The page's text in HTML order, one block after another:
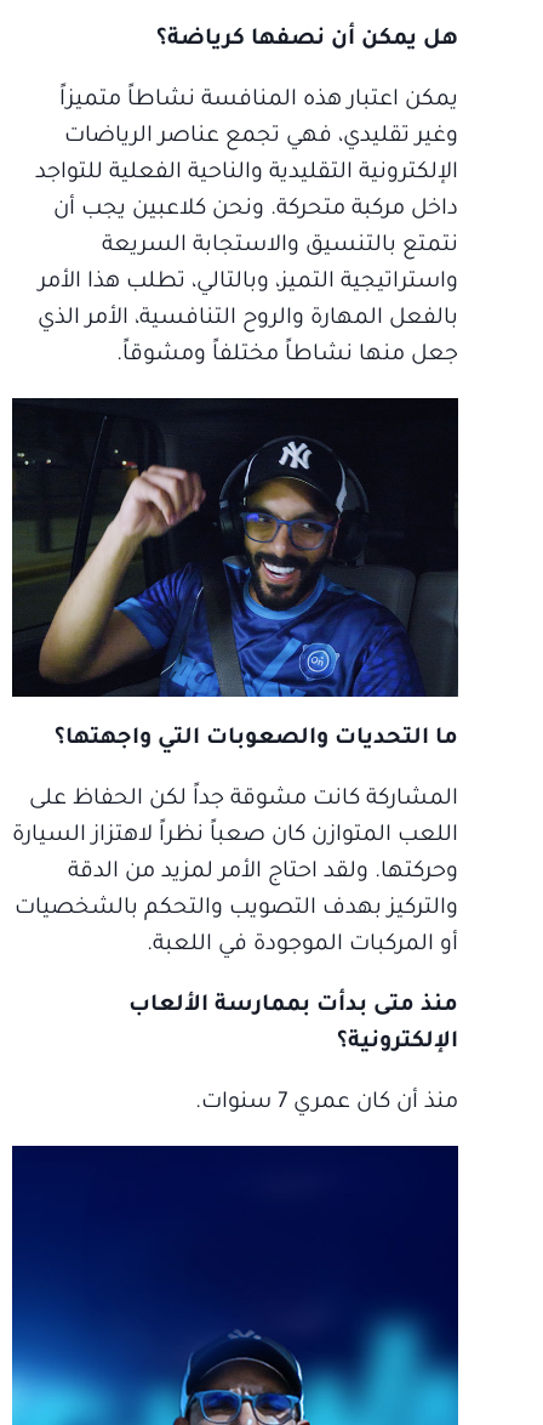
هل يمكن أن نصفها كرياضة؟
يمكن اعتبار هذه المنافسة نشاطاً متميزاً
وغير تقليدي، فهي تجمع عناصر الرياضات
الإلكترونية التقليدية والناحية الفعلية للتواجد
داخل مركبة متحركة. ونحن كلاعبين يجب أن
نتمتع بالتنسيق والاستجابة السريعة
واستراتيجية التميز، وبالتالي، تطلب هذا الأمر
بالفعل المهارة والروح التنافسية، الأمر الذي
جعل منها نشاطاً مختلفاً ومشوقاً.
ما التحديات والصعوبات التي واجهتها؟
المشاركة كانت مشوقة جداً لكن الحفاظ على
اللعب المتوازن كان صعباً نظراً لاهتزاز السيارة
وحركتها. ولقد احتاج الأمر لمزيد من الدقة
والتركيز بهدف التصويب والتحكم بالشخصيات
أو المركبات الموجودة في اللعبة.
منذ متى بدأت بممارسة الألعاب
الإلكترونية؟
منذ أن كان عمري 7 سنوات.